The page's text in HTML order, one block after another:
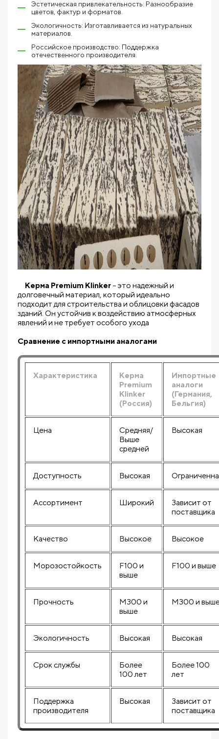
Эстетическая привлекательность: Разнообразие
цветов, фактур и форматов.
Экологичность: Изготавливается из натуральных
материалов.
Российское производство: Поддержка
отечественного производителя.
Kерма Premium Klinker – это надежный и
долговечный материал, который идеально
подходит для строительства и облицовки фасадов
зданий. Он устойчив к воздействию атмосферных
явлений и не требует особого ухода
Сравнение с импортными аналогами
Характеристика
Kерма
Premium
Klinker
(Россия)
Импортные
аналоги
(Германия,
Бельгия)
Цена
Средняя/
Выше
средней
Высокая
Доступность Высокая
Ассортимент Широкий
Зависит от
поставщика
Качество Высокое Высокое
Морозостойкость
F100 и
выше
F100 и выше
Прочность
M300 и
выше
M300 и
Экологичность Высокая Высокая
Срок службы
Более
100 лет
Более 100
лет
Поддержка
производителя
Высокая
Зависит от
поставщика